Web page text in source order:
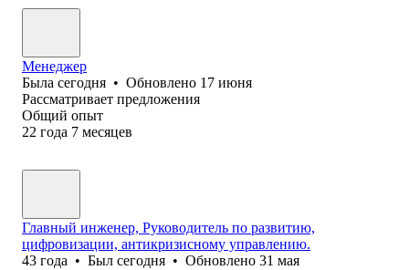
Менеджер
Была сегодня • Обновлено 17 июня
Рассматривает предложения
Общий опыт
22 года 7 месяцев
Главный инженер, Руководитель по развитию,
цифровизации, антикризисному управлению.
43 года • Был сегодня • Обновлено 31 мая